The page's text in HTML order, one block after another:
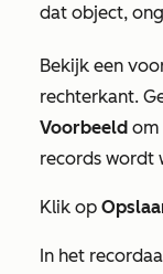
dat object,
Bekijk een
rechterkant.
Voorbeeld om
records wordt
Klik op
In het